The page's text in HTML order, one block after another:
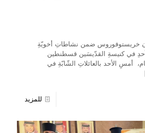
خريستوفوروس ضمن نشاطاتِ أخويّةِ
في كنيسةِ القدّيسَين قسطنطين
أمسِ الأحد بالعائلاتِ الشّابّةِ في
للمزيد